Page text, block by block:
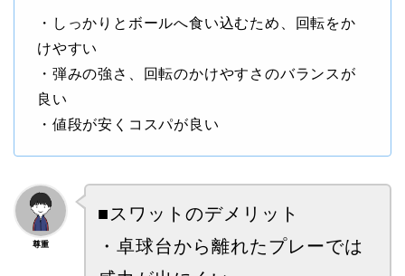
・しっかりとボールへ食い込むため、回転をか
けやすい
・弾みの強さ、回転のかけやすさのバランスが
良い
・値段が安くコスパが良い
尊重
■スワットのデメリット
・ 卓球台から離れたプレーでは